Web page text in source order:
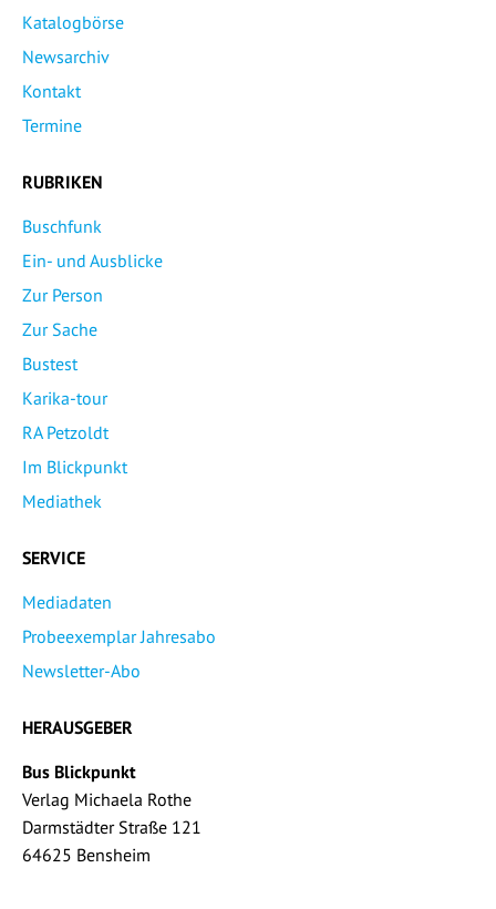
Katalogbörse
Newsarchiv
Kontakt
Termine
RUBRIKEN
Buschfunk
Ein- und Ausblicke
Zur Person
Zur Sache
Bustest
Karika-tour
RA Petzoldt
Im Blickpunkt
Mediathek
SERVICE
Mediadaten
Probeexemplar Jahresabo
Newsletter-Abo
HERAUSGEBER
Bus Blickpunkt
Verlag Michaela Rothe
Darmstädter Straße 121
64625 Bensheim